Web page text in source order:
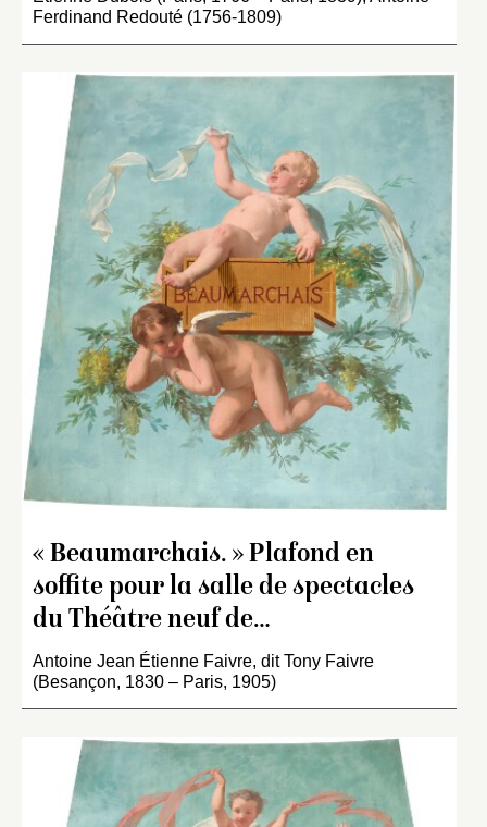
Ferdinand Redouté (1756-1809)
« Beaumarchais. » Plafond en
soffite pour la salle de spectacles
du Théâtre neuf de…
Antoine Jean Étienne Faivre, dit Tony Faivre
(Besançon, 1830 – Paris, 1905)